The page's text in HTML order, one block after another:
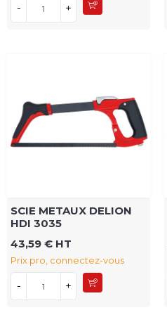
- +
SCIE METAUX DELION
HDI 3035
43,59 € HT
Prix pro, connectez-vous
- +